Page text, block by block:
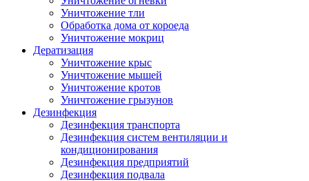
Уничтожение тли
Обработка дома от короеда
Уничтожение мокриц
Дератизация
Уничтожение крыс
Уничтожение мышей
Уничтожение кротов
Уничтожение грызунов
Дезинфекция
Дезинфекция транспорта
Дезинфекция систем вентиляции и
кондиционирования
Дезинфекция предприятий
Дезинфекция подвала